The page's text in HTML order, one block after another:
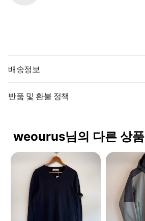
배송정보
반품 및 환불 정책
weourus님의 다른 상품